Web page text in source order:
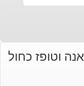
וטופז כחול